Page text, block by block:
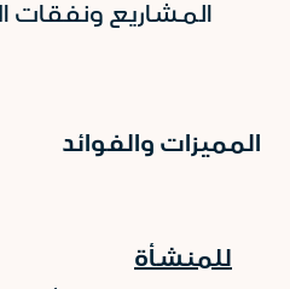
المشاريع ونفقات
المميزات والفوائد
للمنشأة